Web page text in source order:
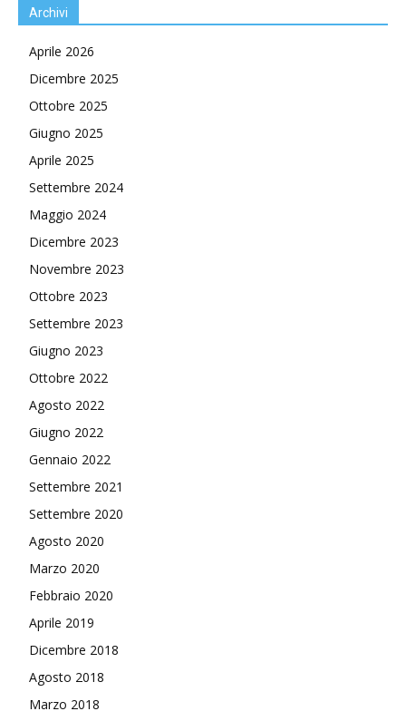
Archivi
Aprile 2026
Dicembre 2025
Ottobre 2025
Giugno 2025
Aprile 2025
Settembre 2024
Maggio 2024
Dicembre 2023
Novembre 2023
Ottobre 2023
Settembre 2023
Giugno 2023
Ottobre 2022
Agosto 2022
Giugno 2022
Gennaio 2022
Settembre 2021
Settembre 2020
Agosto 2020
Marzo 2020
Febbraio 2020
Aprile 2019
Dicembre 2018
Agosto 2018
Marzo 2018